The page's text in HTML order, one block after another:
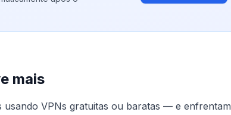
mais
VPNs gratuitas ou baratas — e enfrentam